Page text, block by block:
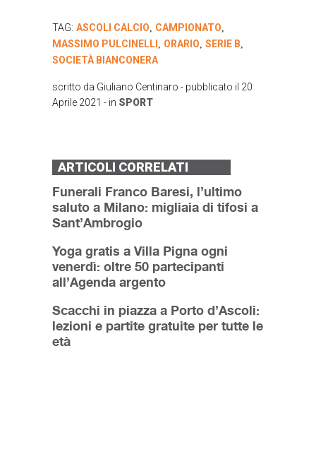
TAG: ASCOLI CALCIO CAMPIONATO
MASSIMO PULCINELLI ORARIO SERIE B
SOCIETÀ BIANCONERA
scritto da Giuliano Centinaro - pubblicato il 20
Aprile 2021 - in SPORT
ARTICOLI CORRELATI
Funerali Franco Baresi, l’ultimo
saluto a Milano: migliaia di tifosi a
Sant’Ambrogio
Yoga gratis a Villa Pigna ogni
venerdì: oltre 50 partecipanti
all’Agenda argento
Scacchi in piazza a Porto d’Ascoli:
lezioni e partite gratuite per tutte le
età